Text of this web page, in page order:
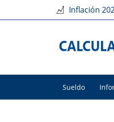
Inflación
Sueldo